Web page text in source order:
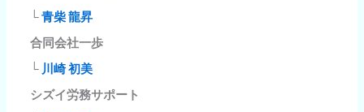
└青柴 龍昇
合同会社一歩
└ 川崎 初美
シズイ労務サポート